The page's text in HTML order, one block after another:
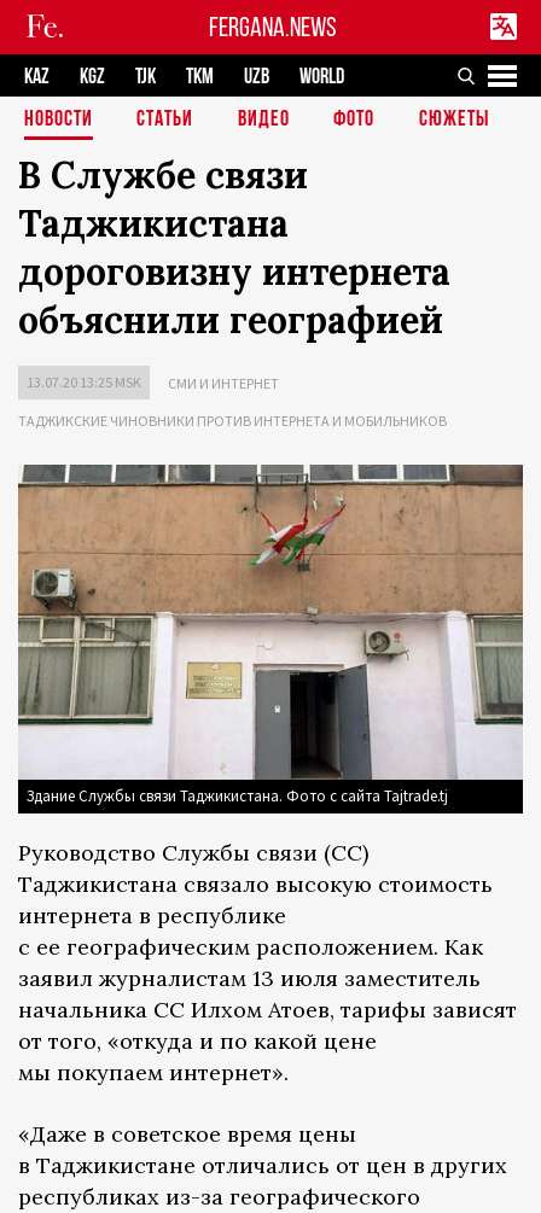
FERGANA.NEWS
KAZ KGZ TJK TKM UZB
WORLD
НОВОСТИ
СТАТЬИ ВИДЕО ФОТО СЮЖЕТЫ
В Службе связи
Таджикистана
дороговизну интернета
объяснили географией
13.07.20 13:25 MSK СМИ И ИНТЕРНЕТ
ТАДЖИКСКИЕ ЧИНОВНИКИ ПРОТИВ ИНТЕРНЕТА И МОБИЛЬНИКОВ
Здание Службы связи Таджикистана. Фото с сайта Tajtrade.tj
Руководство Службы связи (СС)
Таджикистана связало высокую стоимость
интернета в республике
с ее географическим расположением. Как
заявил журналистам 13 июля заместитель
начальника СС Илхом Атоев, тарифы зависят
от того, «откуда и по какой цене
мы покупаем интернет».
«Даже в советское время цены
в Таджикистане отличались от цен в других
республиках из-за географического